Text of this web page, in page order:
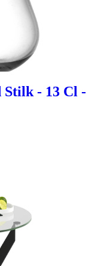
Stilk - 13 Cl -